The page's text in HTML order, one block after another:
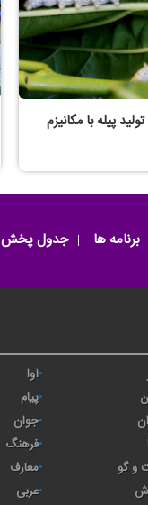
پیله با مكانیزم
برنامه ها جدول پخش
آوا
پیام
جوان
فرهنگ
و گو
معارف
عربی